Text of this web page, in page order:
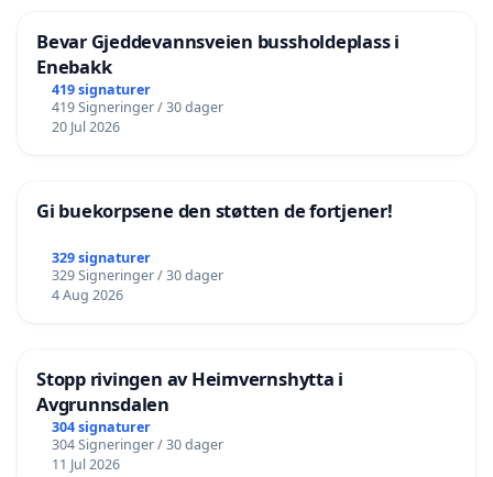
Bevar Gjeddevannsveien bussholdeplass i
Enebakk
419 signaturer
419 Signeringer / 30 dager
20 Jul 2026
Gi buekorpsene den støtten de fortjener!
329 signaturer
329 Signeringer / 30 dager
4 Aug 2026
Stopp rivingen av Heimvernshytta i
Avgrunnsdalen
304 signaturer
304 Signeringer / 30 dager
11 Jul 2026